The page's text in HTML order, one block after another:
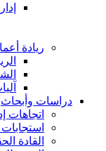
ريادة
دراسات وأبحاث
اتجاهات
استجابات
القادة